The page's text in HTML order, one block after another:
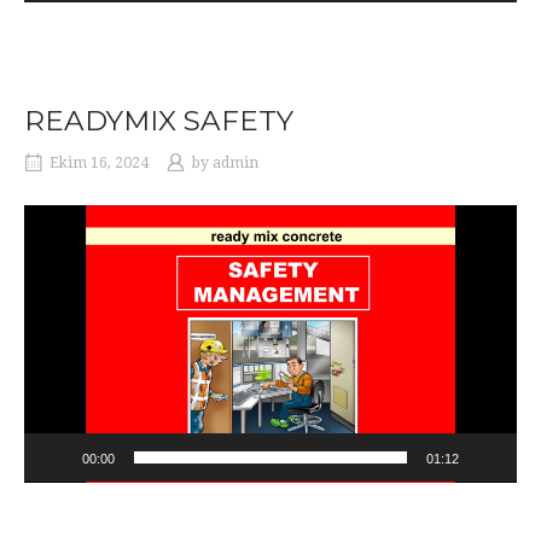
READYMIX SAFETY
Ekim 16, 2024 by admin
00:00 01:12